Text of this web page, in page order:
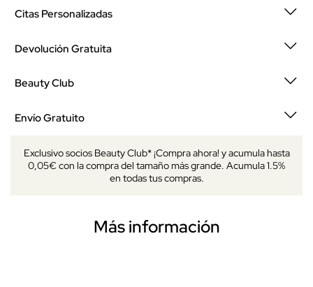
Citas Personalizadas
Devolución Gratuita
Beauty Club
Envío Gratuito
Exclusivo socios Beauty Club* ¡Compra ahora! y acumula hasta
0,05€ con la compra del tamaño más grande. Acumula 1.5%
en todas tus compras.
Más información